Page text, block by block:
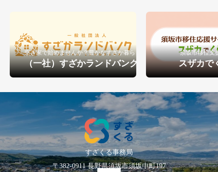
的かつ心理的な安心感を担保する
移住・定着支援を行っている
空き家で始めませんか？豊かなすざか暮らし
（一社）すざかランドバンク
須坂市移住支
スザカで
すざくる事務局
〒382-0911 長野県須坂市須坂中町197